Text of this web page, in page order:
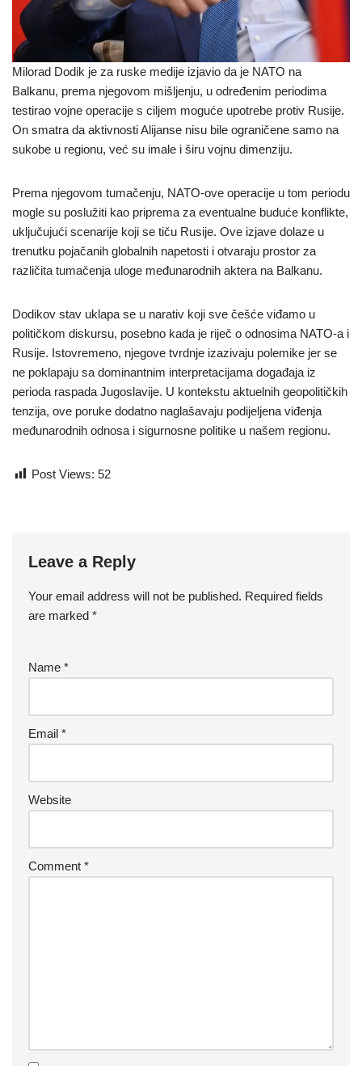
Milorad Dodik je za ruske medije izjavio da je NATO na
Balkanu, prema njegovom mišljenju, u određenim periodima
testirao vojne operacije s ciljem moguće upotrebe protiv Rusije.
On smatra da aktivnosti Alijanse nisu bile ograničene samo na
sukobe u regionu, već su imale i širu vojnu dimenziju.
Prema njegovom tumačenju, NATO-ove operacije u tom periodu
mogle su poslužiti kao priprema za eventualne buduće konflikte,
uključujući scenarije koji se tiču Rusije. Ove izjave dolaze u
trenutku pojačanih globalnih napetosti i otvaraju prostor za
različita tumačenja uloge međunarodnih aktera na Balkanu.
Dodikov stav uklapa se u narativ koji sve češće viđamo u
političkom diskursu, posebno kada je riječ o odnosima NATO-a i
Rusije. Istovremeno, njegove tvrdnje izazivaju polemike jer se
ne poklapaju sa dominantnim interpretacijama događaja iz
perioda raspada Jugoslavije. U kontekstu aktuelnih geopolitičkih
tenzija, ove poruke dodatno naglašavaju podijeljena viđenja
međunarodnih odnosa i sigurnosne politike u našem regionu.
Post Views: 52
Leave a Reply
Your email address will not be published. Required fields
are marked *
Name *
Email *
Website
Comment *